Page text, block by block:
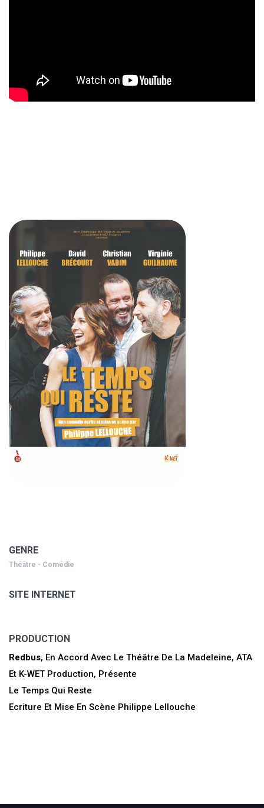
GENRE
Théâtre - Comédie
SITE INTERNET
PRODUCTION
Redbus, En Accord Avec Le Théâtre De La Madeleine, ATA
Et K-WET Production, Présente
Le Temps Qui Reste
Ecriture Et Mise En Scène Philippe Lellouche